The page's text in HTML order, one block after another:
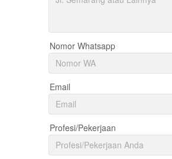
Nomor Whatsapp
Email
Profesi/Pekerjaan